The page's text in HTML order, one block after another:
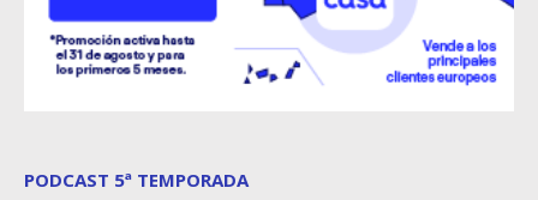
PODCAST 5ª TEMPORADA